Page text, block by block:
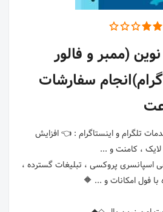
(ممبر و فالور
سفارشات
تلگرام و اینستاگرام : 👈 افزایش
اسپانسری پروکسی ، تبلیغات گسترده ،